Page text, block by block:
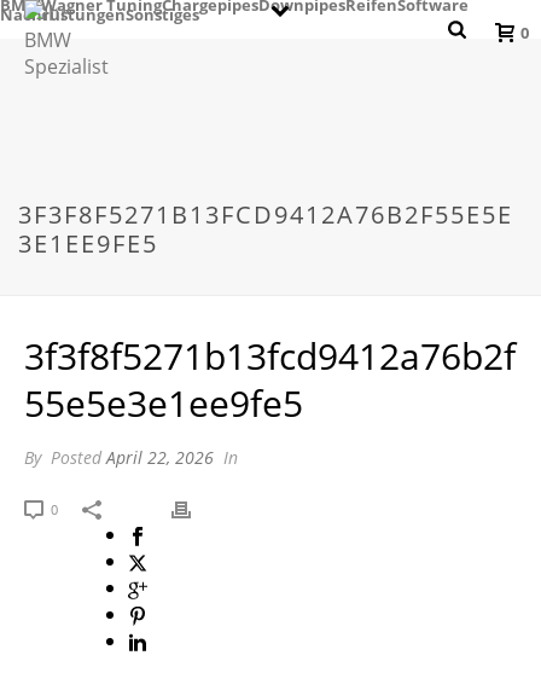
BMWWagner TuningChargepipesDownpipesReifenSoftware
NachrüstungenSonstiges
0
3F3F8F5271B13FCD9412A76B2F55E5E
3E1EE9FE5
3f3f8f5271b13fcd9412a76b2f
55e5e3e1ee9fe5
By PostedApril 22, 2026 In
0